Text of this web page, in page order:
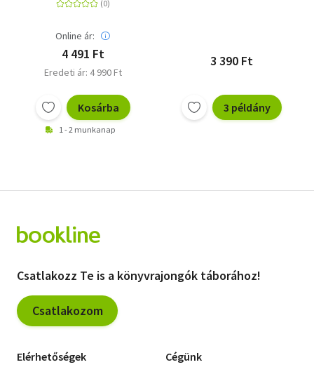
Online ár:
4 491 Ft
Eredeti ár: 4 990 Ft
Kosárba
1 - 2 munkanap
3 390 Ft
3 példány
Csatlakozz Te is a könyvrajongók táborához!
Csatlakozom
Elérhetőségek Cégünk